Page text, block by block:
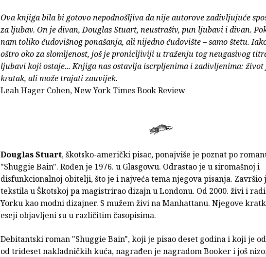
Ova knjiga bila bi gotovo nepodnošljiva da nije autorove zadivljujuće
za ljubav. On je divan, Douglas Stuart, neustrašiv, pun ljubavi i divan.
nam toliko čudovišnog ponašanja, ali nijedno čudovište – samo štetu.
oštro oko za slomljenost, još je pronicljiviji u traženju tog neugasivog
ljubavi koji ostaje... Knjiga nas ostavlja iscrpljenima i zadivljenima: život
kratak, ali može trajati zauvijek.
Leah Hager Cohen, New York Times Book Review
Douglas Stuart, škotsko-američki pisac, ponajviše je poznat po
"Shuggie Bain". Rođen je 1976. u Glasgowu. Odrastao je u siromašnoj i
disfunkcionalnoj obitelji, što je i najveća tema njegova pisanja. Završio
tekstila u Škotskoj pa magistrirao dizajn u Londonu. Od 2000. živi i
Yorku kao modni dizajner. S mužem živi na Manhattanu. Njegove
eseji objavljeni su u različitim časopisima.
Debitantski roman "Shuggie Bain", koji je pisao deset godina i koji je
od trideset nakladničkih kuća, nagrađen je nagradom Booker i još